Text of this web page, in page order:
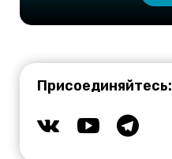
Присоединяйтесь: